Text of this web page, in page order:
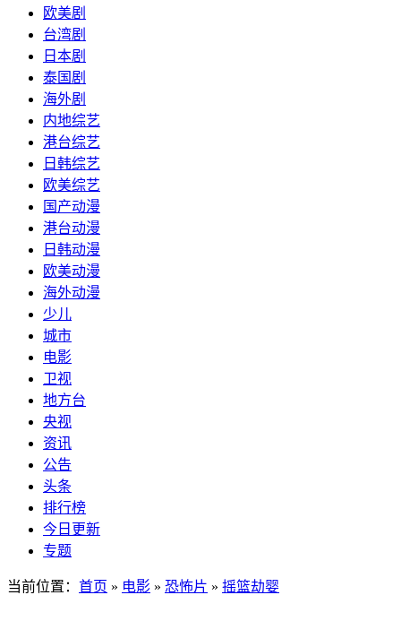
欧美剧
台湾剧
日本剧
泰国剧
海外剧
内地综艺
港台综艺
日韩综艺
欧美综艺
国产动漫
港台动漫
日韩动漫
欧美动漫
海外动漫
少儿
城市
电影
卫视
地方台
央视
资讯
公告
头条
排行榜
今日更新
专题
当前位置： 首页 » 电影 » 恐怖片 » 摇篮劫婴